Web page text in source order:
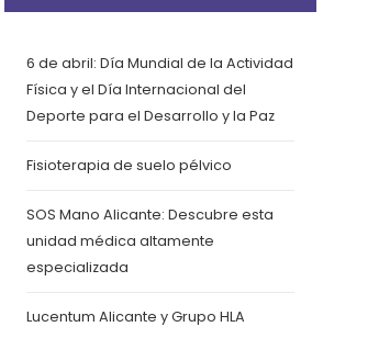
6 de abril: Día Mundial de la Actividad
Física y el Día Internacional del
Deporte para el Desarrollo y la Paz
Fisioterapia de suelo pélvico
SOS Mano Alicante: Descubre esta
unidad médica altamente
especializada
Lucentum Alicante y Grupo HLA